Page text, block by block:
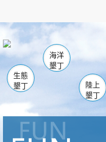
海生館
恆春
龍鑾潭自然中心
瓊麻館
關山
白砂
生態
墾丁
海洋
墾丁
陸上
墾丁